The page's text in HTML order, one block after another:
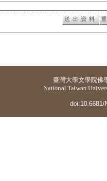
臺灣大學文學院佛
National Taiwan
doi:10.6681/